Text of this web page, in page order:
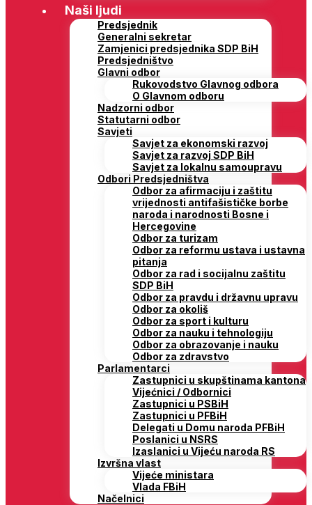
Naši ljudi
Predsjednik
Generalni sekretar
Zamjenici predsjednika SDP BiH
Predsjedništvo
Glavni odbor
Rukovodstvo Glavnog odbora
O Glavnom odboru
Nadzorni odbor
Statutarni odbor
Savjeti
Savjet za ekonomski razvoj
Savjet za razvoj SDP BiH
Savjet za lokalnu samoupravu
Odbori Predsjedništva
Odbor za afirmaciju i zaštitu
vrijednosti antifašističke borbe
naroda i narodnosti Bosne i
Hercegovine
Odbor za turizam
Odbor za reformu ustava i ustavna
pitanja
Odbor za rad i socijalnu zaštitu
SDP BiH
Odbor za pravdu i državnu upravu
Odbor za okoliš
Odbor za sport i kulturu
Odbor za nauku i tehnologiju
Odbor za obrazovanje i nauku
Odbor za zdravstvo
Parlamentarci
Zastupnici u skupštinama kantona
Vijećnici / Odbornici
Zastupnici u PSBiH
Zastupnici u PFBiH
Delegati u Domu naroda PFBiH
Poslanici u NSRS
Izaslanici u Vijeću naroda RS
Izvršna vlast
Vijeće ministara
Vlada FBiH
Načelnici